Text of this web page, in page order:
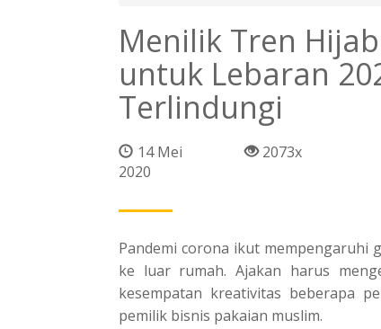
Menilik Tren
untuk Lebaran
Terlindungi
14 Mei
2020
2073x
Pandemi corona ikut mempengaruhi
ke luar rumah. Ajakan harus
kesempatan kreativitas beberapa
pemilik bisnis pakaian muslim.